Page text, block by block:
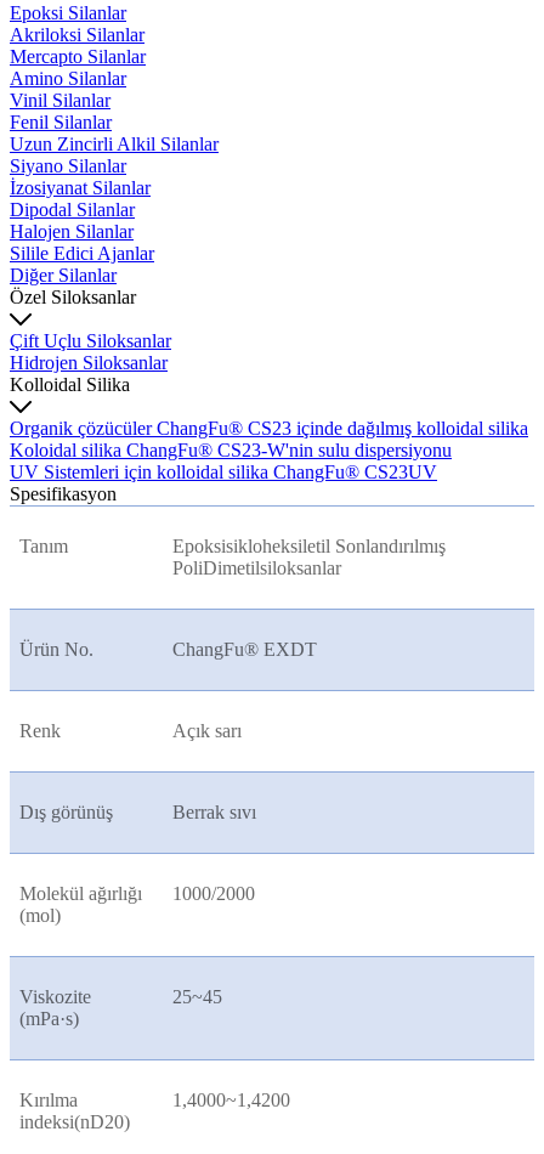
Epoksi Silanlar
Akriloksi Silanlar
Mercapto Silanlar
Amino Silanlar
Vinil Silanlar
Fenil Silanlar
Uzun Zincirli Alkil Silanlar
Siyano Silanlar
İzosiyanat Silanlar
Dipodal Silanlar
Halojen Silanlar
Silile Edici Ajanlar
Diğer Silanlar
Özel Siloksanlar
Çift Uçlu Siloksanlar
Hidrojen Siloksanlar
Kolloidal Silika
Organik çözücüler ChangFu® CS23 içinde dağılmış kolloidal silika
Koloidal silika ChangFu® CS23-W'nin sulu dispersiyonu
UV Sistemleri için kolloidal silika ChangFu® CS23UV
Spesifikasyon
Tanım
Epoksisikloheksiletil Sonlandırılmış
PoliDimetilsiloksanlar
Ürün No. ChangFu® EXDT
Renk Açık sarı
Dış görünüş Berrak sıvı
Molekül ağırlığı
(mol)
1000/2000
Viskozite
(mPa·s)
25~45
Kırılma
indeksi(nD20)
1,4000~1,4200